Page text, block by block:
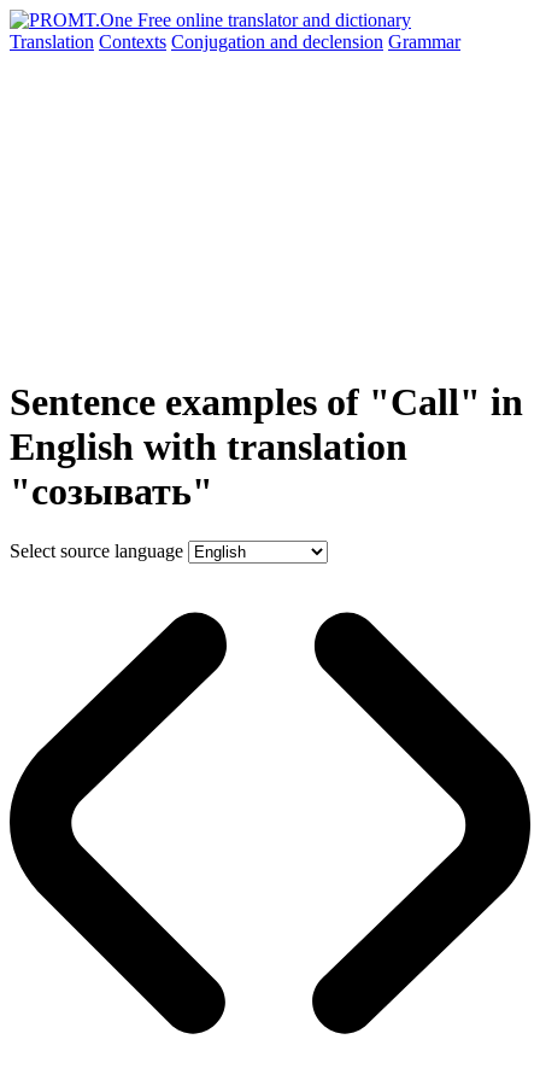
Translation Contexts Conjugation and declension Grammar
Sentence examples of "Call" in
English with translation
"созывать"
Select source language